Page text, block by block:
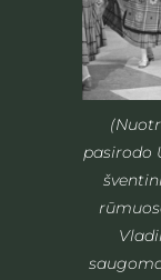
pasirodo